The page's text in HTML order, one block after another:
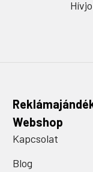
Webshop
Kapcsolat
Blog